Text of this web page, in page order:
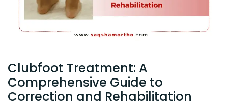
Clubfoot Treatment: A
Comprehensive Guide to
Correction and Rehabilitation